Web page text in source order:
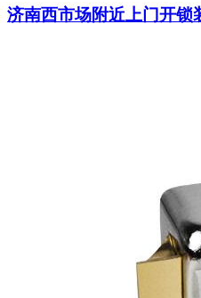
济南西市场附近上门开